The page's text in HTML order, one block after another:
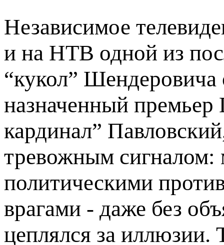
Независимое
и на НТВ одной из
“кукол” Шендеровича
назначенный
кардинал”
тревожным сигналом:
политическими
врагами - даже без
цеплялся за иллюзии.